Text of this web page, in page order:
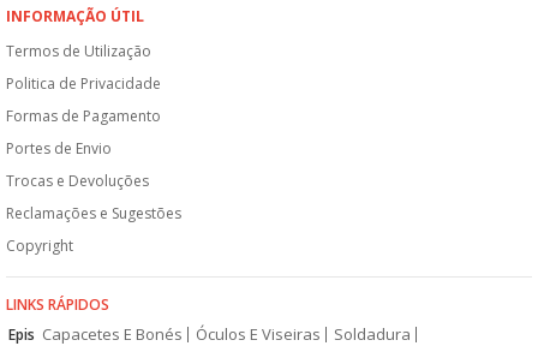
INFORMAÇÃO ÚTIL
Termos de Utilização
Politica de Privacidade
Formas de Pagamento
Portes de Envio
Trocas e Devoluções
Reclamações e Sugestões
Copyright
LINKS RÁPIDOS
Epis Capacetes E Bonés Óculos E Viseiras
Soldadura